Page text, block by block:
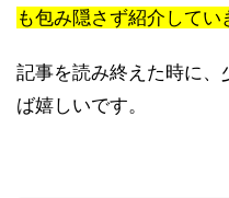
も包み隠さず紹介してい
記事を読み終えた時に
ば嬉しいです。